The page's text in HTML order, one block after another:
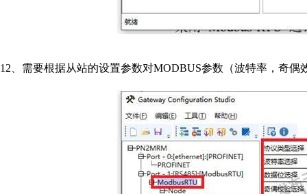
12 、需要根据从站的设置参数对MODBUS参数（波特率，奇偶